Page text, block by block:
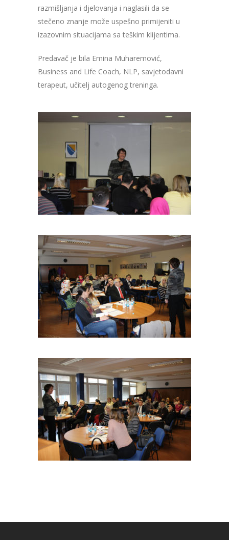
razmišljanja i djelovanja i naglasili da se
stečeno znanje može uspešno primijeniti u
izazovnim situacijama sa teškim klijentima.
Predavač je bila Emina Muharemović,
Business and Life Coach, NLP, savjetodavni
terapeut, učitelj autogenog treninga.